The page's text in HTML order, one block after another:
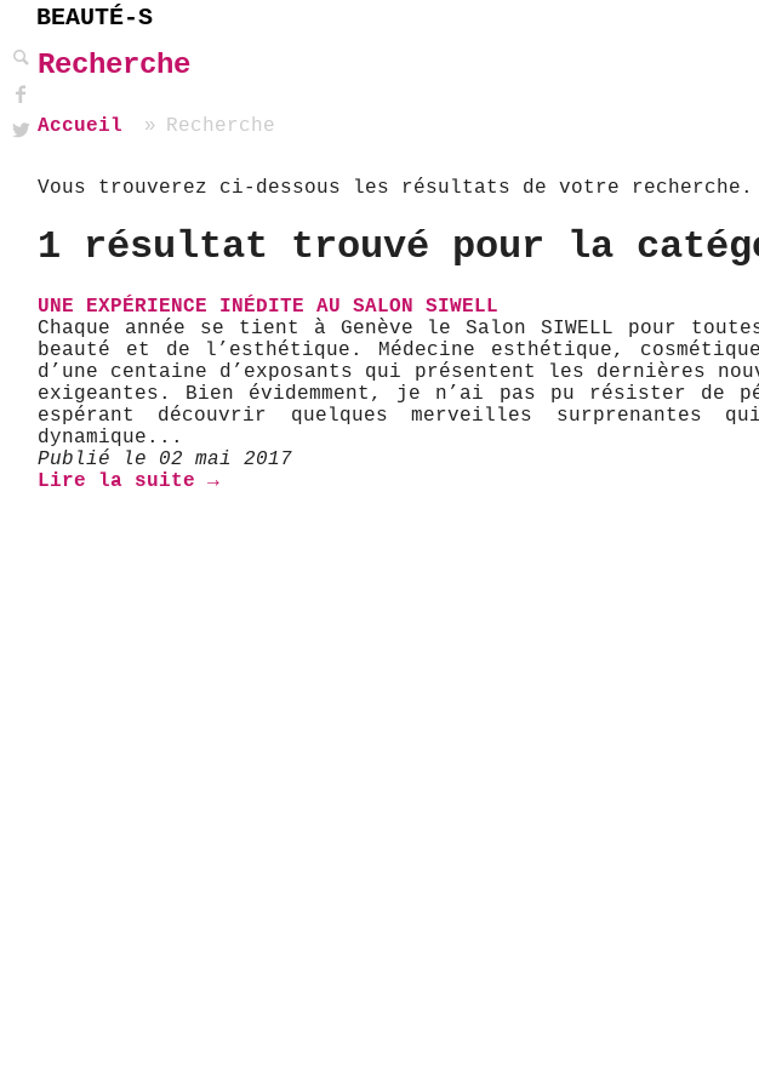
BEAUTÉ-S
Recherche
Accueil Recherche
Vous trouverez ci-dessous les résultats de votre
1 résultat trouvé pour la
UNE EXPÉRIENCE INÉDITE AU SALON SIWELL
Chaque année se tient à Genève le Salon SIWELL pour
beauté et de l’esthétique. Médecine esthétique,
d’une centaine d’exposants qui présentent les dernières
exigeantes. Bien évidemment, je n’ai pas pu résister de
espérant découvrir quelques merveilles
dynamique...
Publié le 02 mai 2017
Lire la suite →